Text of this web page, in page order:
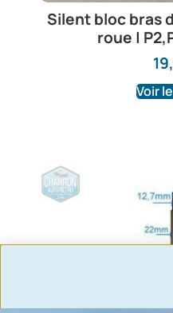
Silent bloc bras
roue |
Voir